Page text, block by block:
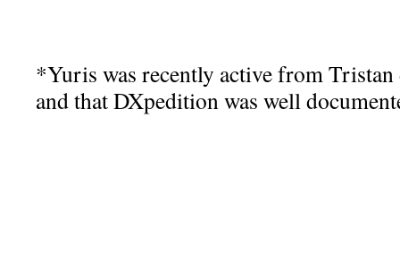
*Yuris was recently active from Tristan
and that DXpedition was well